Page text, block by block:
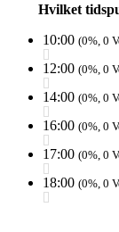
Hvilket
10:00 (0%, 0
12:00 (0%, 0
14:00 (0%, 0
16:00 (0%, 0
17:00 (0%, 0
18:00 (0%, 0